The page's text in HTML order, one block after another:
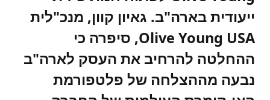
ייעודית בארה"ב. גאיון קוון, מנכ"לית
Olive Young USA, סיפרה כי
ההחלטה להרחיב את העסק לארה"ב
נבעה מההצלחה של פלטפורמת